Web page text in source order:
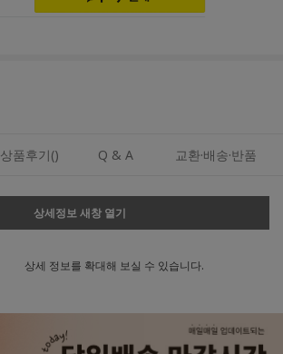
상품후기() Q & A 교환·배송·반품
상세정보 새창 열기
상세 정보를 확대해 보실 수 있습니다.